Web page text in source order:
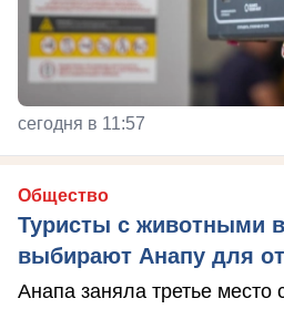
сегодня в 11:57
Общество
Туристы с животными
выбирают Анапу для
Анапа заняла третье место